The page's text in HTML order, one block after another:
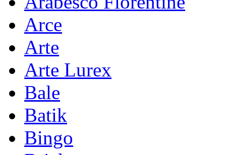
Arce
Arte
Arte Lurex
Bale
Batik
Bingo